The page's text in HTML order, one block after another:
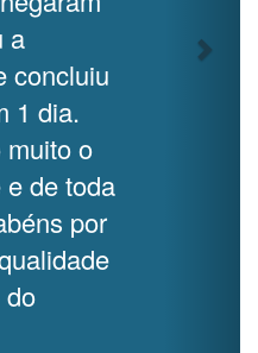
a
concluiu
1 dia.
muito o
de toda
por
do